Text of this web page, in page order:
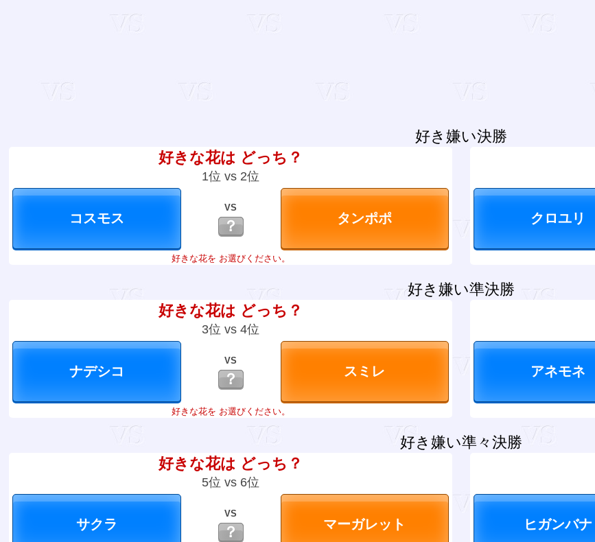
好き嫌い決勝
好きな花は どっち？
1位 vs 2位
VS
？
好きな花を お選びください。
好き嫌い準決勝
好きな花は どっち？
3位 vs 4位
VS
？
好きな花を お選びください。
好き嫌い準々決勝
好きな花は どっち？
5位 vs 6位
VS
？